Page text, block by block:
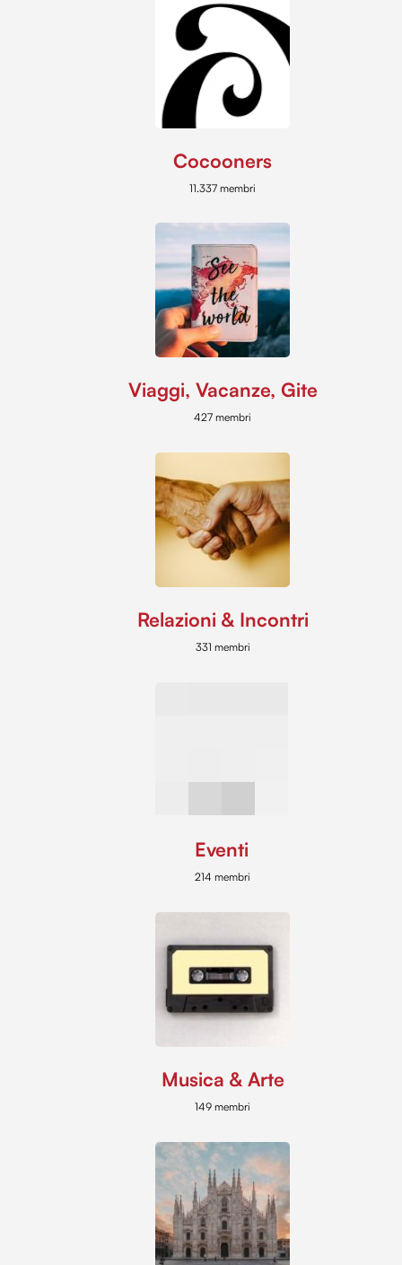
Cocooners
11.337 membri
Viaggi, Vacanze, Gite
427 membri
Relazioni & Incontri
331 membri
Eventi
214 membri
Musica & Arte
149 membri